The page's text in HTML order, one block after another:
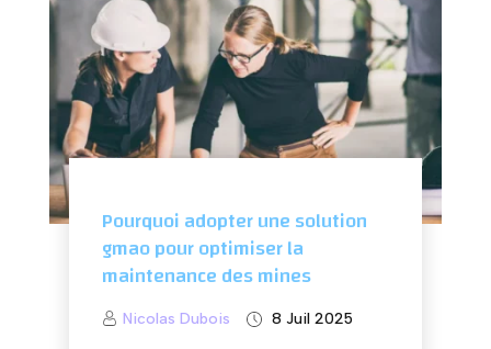
Pourquoi adopter une solution
gmao pour optimiser la
maintenance des mines
Nicolas Dubois 8 Juil 2025